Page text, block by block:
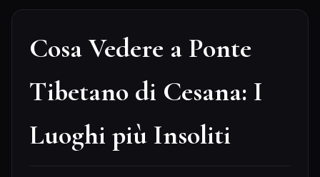
Cosa Vedere a Ponte
Tibetano di Cesana: I
Luoghi più Insoliti